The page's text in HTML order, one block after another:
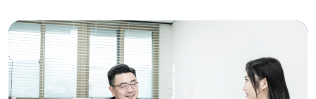
30주년
세미나실 예약